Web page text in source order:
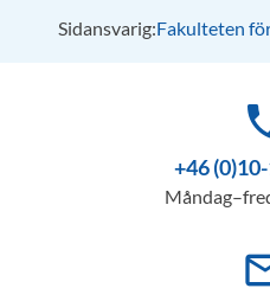
Sidansvarig:Fakulteten
+46